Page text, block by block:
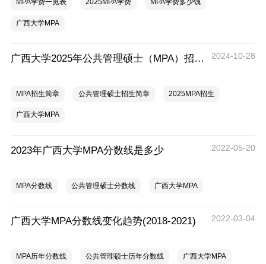
MPA学费一览表 2025MPA学费 MPA学费多少钱
广西大学MPA
广西大学2025年公共管理硕士（MPA）招生简章 2024-10-28
MPA招生简章 公共管理硕士招生简章 2025MPA招生
广西大学MPA
2023年广西大学MPA分数线是多少 2022-05-20
MPA分数线 公共管理硕士分数线 广西大学MPA
广西大学MPA分数线变化趋势(2018-2021) 2022-03-04
MPA历年分数线 公共管理硕士历年分数线 广西大学MPA